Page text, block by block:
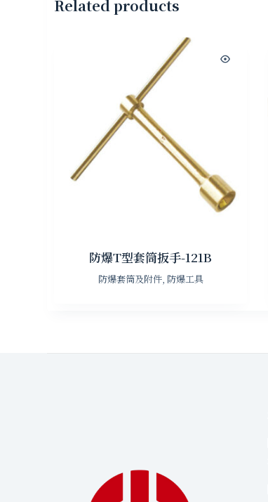
Related products
防爆T型套筒扳手-121B
防爆套筒及附件, 防爆工具